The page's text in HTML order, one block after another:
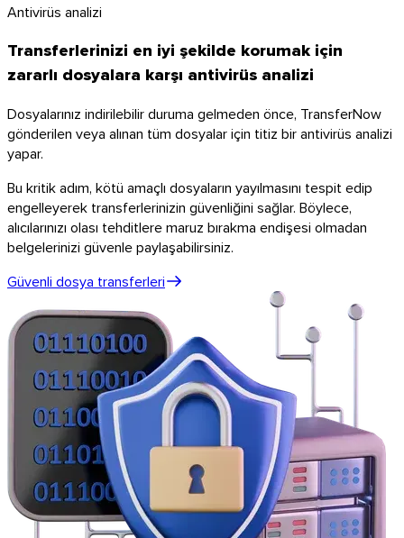
Antivirüs analizi
Transferlerinizi en iyi şekilde korumak için
zararlı dosyalara karşı antivirüs analizi
Dosyalarınız indirilebilir duruma gelmeden önce, TransferNow
gönderilen veya alınan tüm dosyalar için titiz bir antivirüs analizi
yapar.
Bu kritik adım, kötü amaçlı dosyaların yayılmasını tespit edip
engelleyerek transferlerinizin güvenliğini sağlar. Böylece,
alıcılarınızı olası tehditlere maruz bırakma endişesi olmadan
belgelerinizi güvenle paylaşabilirsiniz.
Güvenli dosya transferleri